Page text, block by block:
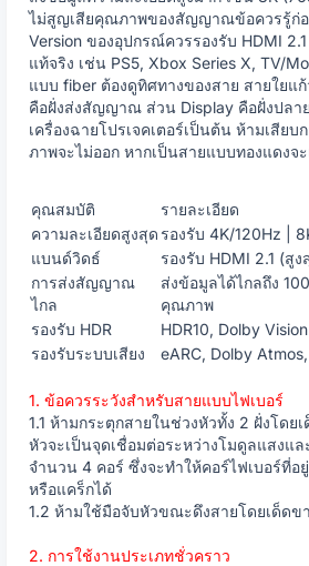
ไม่สูญเสียคุณภาพของสัญญาณข้อควรรู้ก่อ
Version ของอุปกรณ์ควรรองรับ HDMI
แท้จริง เช่น PS5, Xbox Series X, TV/
แบบ fiber ต้องดูทิศทางของสาย สายใยแ
คือฝั่งส่งสัญญาณ ส่วน Display คือฝั่งปลา
เครื่องฉายโปรเจคเตอร์เป็นต้น ห้ามเสีย
ภาพจะไม่ออก หากเป็นสายแบบทองแดงจ
คุณสมบัติ
รายละเอียด
ความละเอียดสูงสุด รองรับ 4K/120Hz |
แบนด์วิดธ์
รองรับ HDMI 2.1 (สู
การส่งสัญญาณ
ไกล
ส่งข้อมูลได้ไกลถึง
คุณภาพ
รองรับ HDR
HDR10, Dolby
รองรับระบบเสียง
eARC, Dolby
1. ข้อควรระวังสำหรับสายแบบไฟเบอร์
1.1 ห้ามกระตุกสายในช่วงหัวทั้ง 2 ฝั่งโดย
หัวจะเป็นจุดเชื่อมต่อระหว่างโมดูลแสงแ
จำนวน 4 คอร์ ซึ่งจะทำให้คอร์ไฟเบอร์ที่อ
หรือแคร็กได้
1.2 ห้ามใช้มือจับหัวขณะดึงสายโดยเด็ดข
2. การใช้งานประเภทชั่วคราว